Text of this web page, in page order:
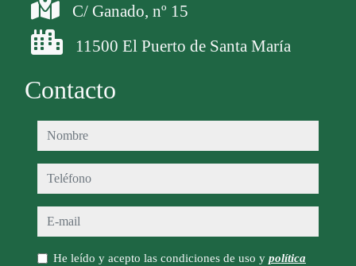
C/ Ganado, nº 15
11500 El Puerto de Santa María
Contacto
nombre
teléfono
e-mail
He leído y acepto las condiciones de uso y política